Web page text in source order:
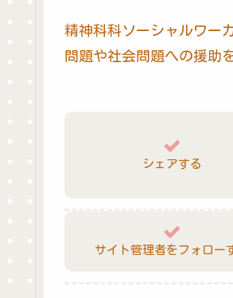
精神科科ソーシャルワー
問題や社会問題への援助
シェアする
サイト管理者をフォロー